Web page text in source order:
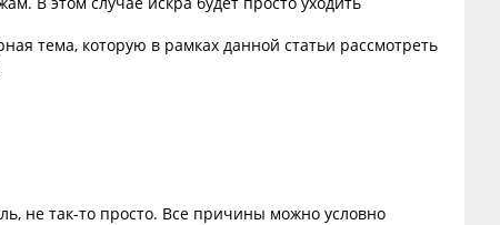
тема, которую в рамках данной статьи рассмотреть
не так-то просто. Все причины можно условно